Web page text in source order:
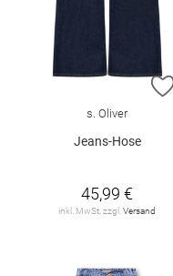
s. Oliver
Jeans-Hose
45,99 €
inkl. MwSt. zzgl.Versand